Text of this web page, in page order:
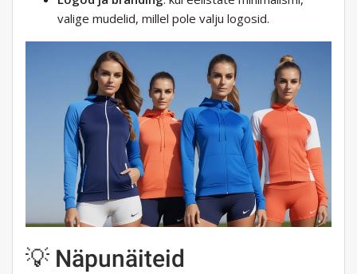
valige mudelid, millel pole valju logosid.
💡 Näpunäiteid